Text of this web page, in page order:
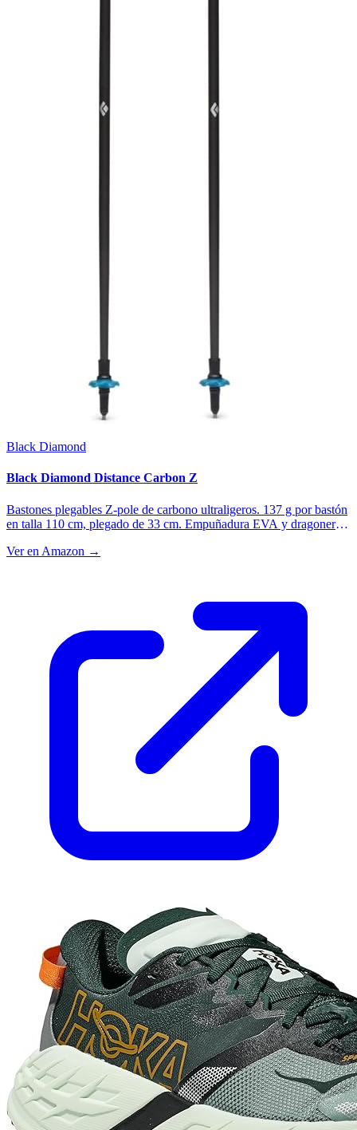
Black Diamond
Black Diamond Distance Carbon Z
Bastones plegables Z-pole de carbono ultraligeros. 137 g por bastón
en talla 110 cm, plegado de 33 cm. Empuñadura EVA y dragonera
Ver en Amazon →